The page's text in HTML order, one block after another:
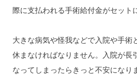
際に支払われる手術給付金がセット
大きな病気や怪我などで入院や手術
休まなければなりません。入院が長
なってしまったらきっと不安になり